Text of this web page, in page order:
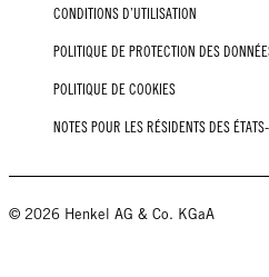
CONDITIONS D’UTILISATION
POLITIQUE DE PROTECTION DES
POLITIQUE DE COOKIES
NOTES POUR LES RÉSIDENTS DES
© 2026 Henkel AG & Co. KGaA